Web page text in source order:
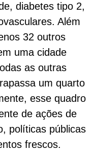
diabetes tipo 2,
Além
32 outros
uma cidade
as outras
um quarto
esse quadro
de ações de
políticas públicas
frescos.